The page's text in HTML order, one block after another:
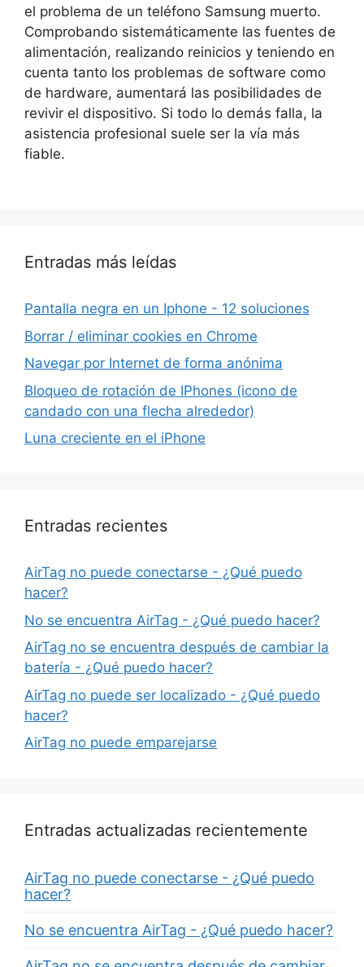
el problema de un teléfono Samsung muerto.
Comprobando sistemáticamente las fuentes de
alimentación, realizando reinicios y teniendo en
cuenta tanto los problemas de software como
de hardware, aumentará las posibilidades de
revivir el dispositivo. Si todo lo demás falla, la
asistencia profesional suele ser la vía más
fiable.
Entradas más leídas
Pantalla negra en un Iphone - 12 soluciones
Borrar / eliminar cookies en Chrome
Navegar por Internet de forma anónima
Bloqueo de rotación de IPhones (icono de
candado con una flecha alrededor)
Luna creciente en el iPhone
Entradas recientes
AirTag no puede conectarse - ¿Qué puedo
hacer?
No se encuentra AirTag - ¿Qué puedo hacer?
AirTag no se encuentra después de cambiar la
batería - ¿Qué puedo hacer?
AirTag no puede ser localizado - ¿Qué puedo
hacer?
AirTag no puede emparejarse
Entradas actualizadas recientemente
AirTag no puede conectarse - ¿Qué puedo
hacer?
No se encuentra AirTag - ¿Qué puedo hacer?